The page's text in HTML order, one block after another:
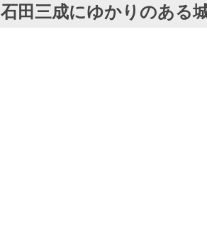
石田三成にゆかりのある